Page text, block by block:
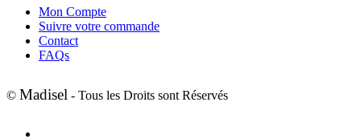
Mon Compte
Suivre votre commande
Contact
FAQs
© Madisel - Tous les Droits sont Réservés